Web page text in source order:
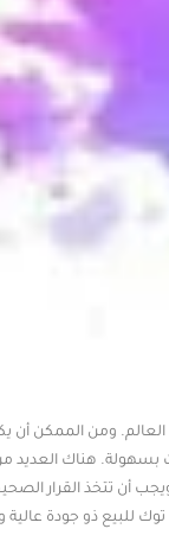
ومن الممكن أن
هناك العديد من
تتخذ القرار
للبيع ذو جودة عالية